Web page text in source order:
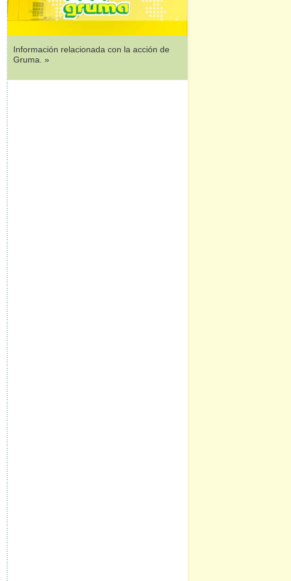
Información relacionada con la acción de
Gruma. »